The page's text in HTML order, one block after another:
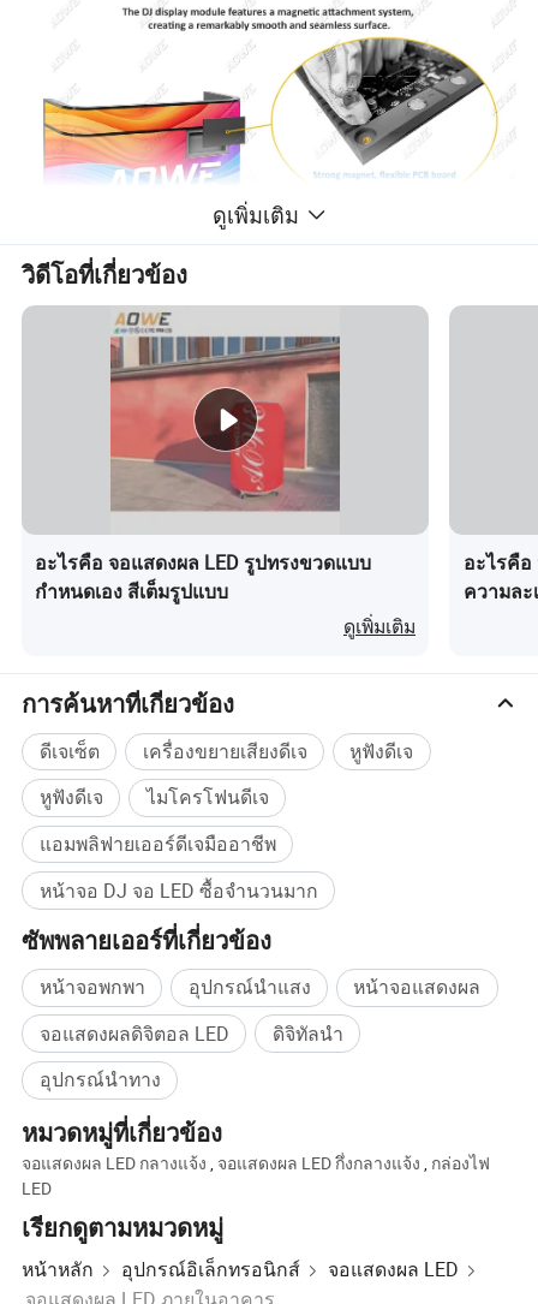
ดูเพิ่มเติม
วิดีโอที่เกี่ยวข้อง
อะไรคือ จอแสดงผล LED รูปทรงขวดแบบ
กำหนดเอง สีเต็มรูปแบบ
ดูเพิ่มเติม
อะไรคือ
ความละ
การค้นหาที่เกี่ยวข้อง
ดีเจเซ็ต เครื่องขยายเสียงดีเจ
หูฟังดีเจ
หูฟังดีเจ
ไมโครโฟนดีเจ
แอมพลิฟายเออร์ดีเจมืออาชีพ
หน้าจอ DJ จอ LED ซื้อจำนวนมาก
ซัพพลายเออร์ที่เกี่ยวข้อง
หน้าจอพกพา อุปกรณ์นำแสง
หน้าจอแสดงผล
จอแสดงผลดิจิตอล LED
ดิจิทัลนำ
อุปกรณ์นำทาง
หมวดหมู่ที่เกี่ยวข้อง
จอแสดงผล LED กลางแจ้ง , จอแสดงผล LED กึ่งกลางแจ้ง , กล่องไฟ
LED
เรียกดูตามหมวดหมู่
หน้าหลัก อุปกรณ์อิเล็กทรอนิกส์
จอแสดงผล LED